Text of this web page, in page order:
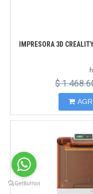
IMPRESORA 3D
$